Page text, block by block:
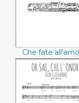
Che fate
(Mozart)
Or sai chi